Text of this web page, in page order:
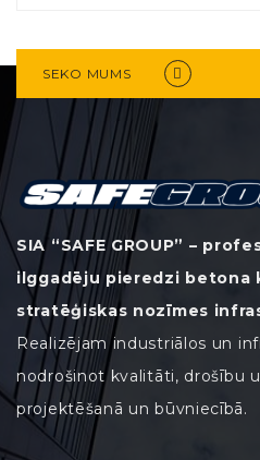
SEKO MUMS
SIA “SAFE GROUP” –
ilggadēju pieredzi betona
stratēģiskas nozīmes
Realizējam industriālos un
nodrošinot kvalitāti, drošību
projektēšanā un būvniecībā.